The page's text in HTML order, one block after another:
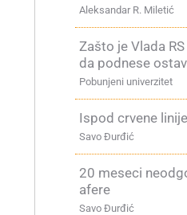
Aleksandar R. Miletić
Zašto je Vlada
da podnese
Pobunjeni univerzitet
Ispod crvene linije
Savo Đurđić
20 meseci
afere
Savo Đurđić